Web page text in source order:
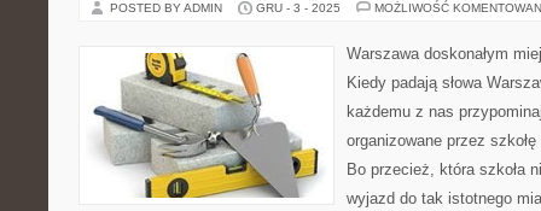
POSTED BY ADMIN GRU - 3 - 2025 MOŻLIWOŚĆ
Warszawa doskonałym
Kiedy padają słowa
każdemu z nas
organizowane przez
Bo przecież, która szkoła
wyjazd do tak istotnego